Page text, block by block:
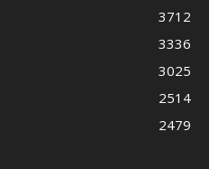
3712
3336
3025
2514
2479